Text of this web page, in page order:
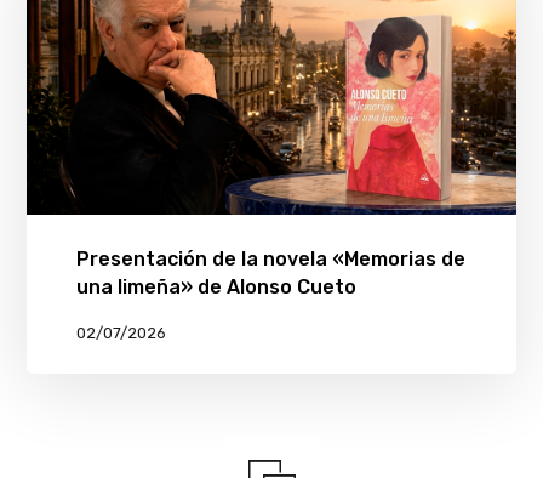
Presentación de la novela «Memorias de
una limeña» de Alonso Cueto
02/07/2026